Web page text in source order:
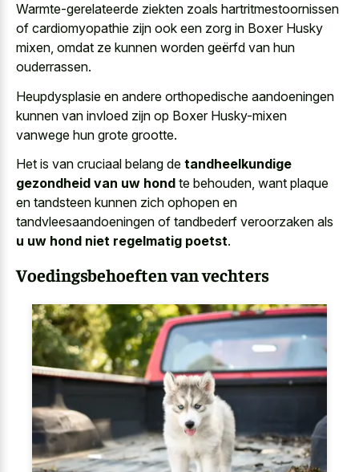
Warmte-gerelateerde ziekten zoals hartritmestoornissen
of cardiomyopathie zijn ook een zorg in Boxer Husky
mixen, omdat ze kunnen worden geërfd van hun
ouderrassen.
Heupdysplasie en andere orthopedische aandoeningen
kunnen van invloed zijn op Boxer Husky-mixen
vanwege hun grote grootte.
Het is van cruciaal belang de tandheelkundige
gezondheid van uw hond te behouden, want plaque
en tandsteen kunnen zich ophopen en
tandvleesaandoeningen of tandbederf veroorzaken als
u uw hond niet regelmatig poetst.
Voedingsbehoeften van vechters